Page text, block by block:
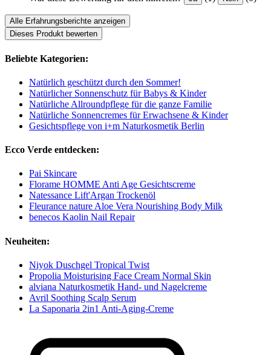
Alle Erfahrungsberichte anzeigen
Dieses Produkt bewerten
Beliebte Kategorien:
Natürlich geschützt durch den Sommer!
Natürlicher Sonnenschutz für Babys & Kinder
Natürliche Allroundpflege für die ganze Familie
Natürliche Sonnencremes für Erwachsene & Kinder
Gesichtspflege von i+m Naturkosmetik Berlin
Ecco Verde entdecken:
Pai Skincare
Florame HOMME Anti Age Gesichtscreme
Natessance Lift'Argan Trockenöl
Fleurance nature Aloe Vera Nourishing Body Milk
benecos Kaolin Nail Repair
Neuheiten:
Niyok Duschgel Tropical Twist
Propolia Moisturising Face Cream Normal Skin
alviana Naturkosmetik Hand- und Nagelcreme
Avril Soothing Scalp Serum
La Saponaria 2in1 Anti-Aging-Creme